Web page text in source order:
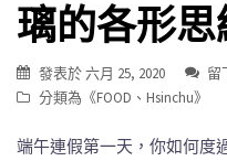
璃的各形思
發表於六月 25, 2020
留
分類為《FOOD 、 Hsinchu》
端午連假第一天，你如何度